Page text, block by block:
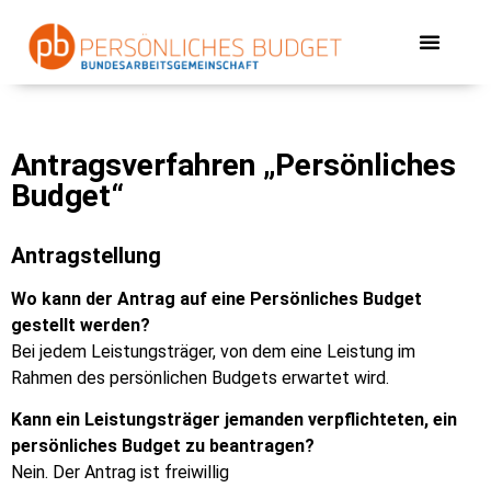
Antragsverfahren „Persönliches
Budget“
Antragstellung
Wo kann der Antrag auf eine Persönliches Budget
gestellt werden?
Bei jedem Leistungsträger, von dem eine Leistung im
Rahmen des persönlichen Budgets erwartet wird.
Kann ein Leistungsträger jemanden verpflichteten, ein
persönliches Budget zu beantragen?
Nein. Der Antrag ist freiwillig